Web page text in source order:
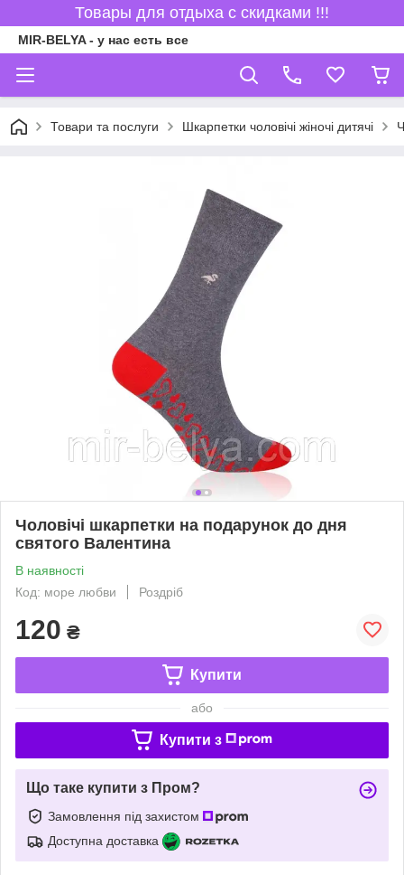
Товары для отдыха с скидками !!!
MIR-BELYA - у нас есть все
Товари та послуги Шкарпетки чоловічі жіночі дитячі
Чоловічі шкарпетки на подарунок до дня
святого Валентина
В наявності
Код: море любви
Роздріб
120 ₴
Купити
або
Купити з
Що таке купити з Пром?
Замовлення під захистом
Доступна доставка